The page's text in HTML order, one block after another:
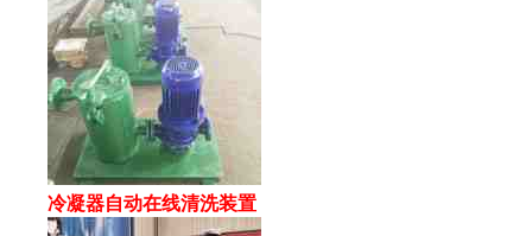
冷凝器自动在线清洗装置